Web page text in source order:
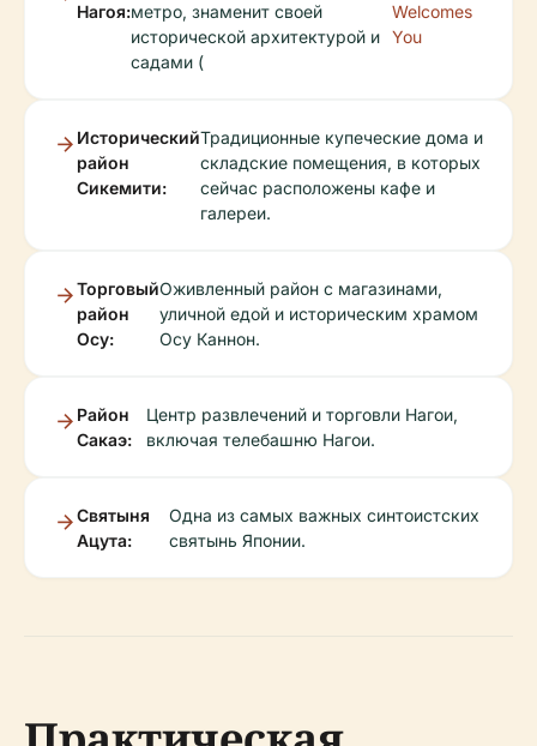
Нагоя:метро, знаменит своей
исторической архитектурой и
садами (
Welcomes
You
Исторический
район
Сикемити:
Традиционные купеческие дома и
складские помещения, в которых
сейчас расположены кафе и
галереи.
Торговый
район
Осу:
Оживленный район с магазинами,
уличной едой и историческим храмом
Осу Каннон.
Район
Сакаэ:
Центр развлечений и торговли Нагои,
включая телебашню Нагои.
Святыня
Ацута:
Одна из самых важных синтоистских
святынь Японии.